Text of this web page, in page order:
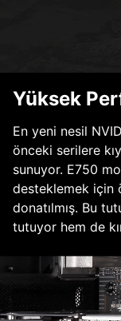
Yüksek
En yeni nesil
önceki serilere
sunuyor. E750
desteklemek için
donatılmış. Bu
tutuyor hem de